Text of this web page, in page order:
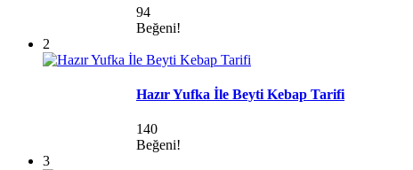
94
Beğeni!
2
Hazır Yufka İle Beyti Kebap Tarifi
140
Beğeni!
3